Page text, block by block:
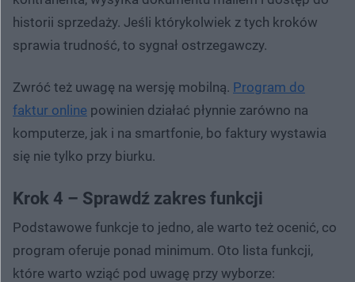
historii sprzedaży. Jeśli którykolwiek z tych kroków
sprawia trudność, to sygnał ostrzegawczy.
Zwróć też uwagę na wersję mobilną. Program do
faktur online powinien działać płynnie zarówno na
komputerze, jak i na smartfonie, bo faktury wystawia
się nie tylko przy biurku.
Krok 4 – Sprawdź zakres funkcji
Podstawowe funkcje to jedno, ale warto też ocenić, co
program oferuje ponad minimum. Oto lista funkcji,
które warto wziąć pod uwagę przy wyborze: